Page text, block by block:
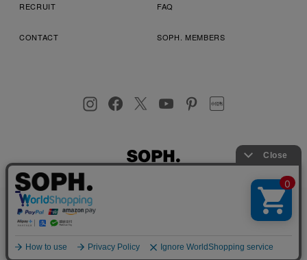
RECRUIT FAQ
CONTACT SOPH. MEMBERS
プライバシーポリシー
店舗受取サービス
お客様により良いサービスを提供するため、cookie(クッキー)を
使用することがございます。 詳しくは
プライバシーポリシーを
ご確認ください。
OK